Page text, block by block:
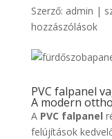
Szerző: admin |
hozzászólások
PVC falpanel
A modern
A PVC falpanel
felújítások